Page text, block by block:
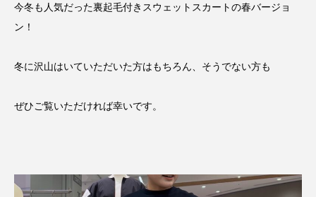
今冬も人気だった裏起毛付きスウェットスカートの春バージョ
ン！
冬に沢山はいていただいた方はもちろん、そうでない方も
ぜひご覧いただければ幸いです。